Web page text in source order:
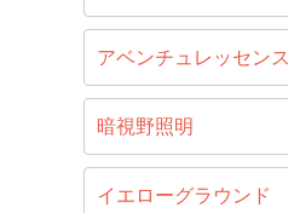
アベンチュレッセンス
暗視野照明
イエローグラウンド